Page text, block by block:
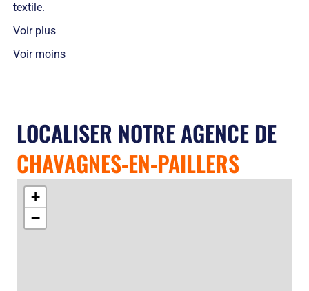
textile.
Voir plus
Voir moins
+
−
LOCALISER NOTRE AGENCE DE
CHAVAGNES-EN-PAILLERS